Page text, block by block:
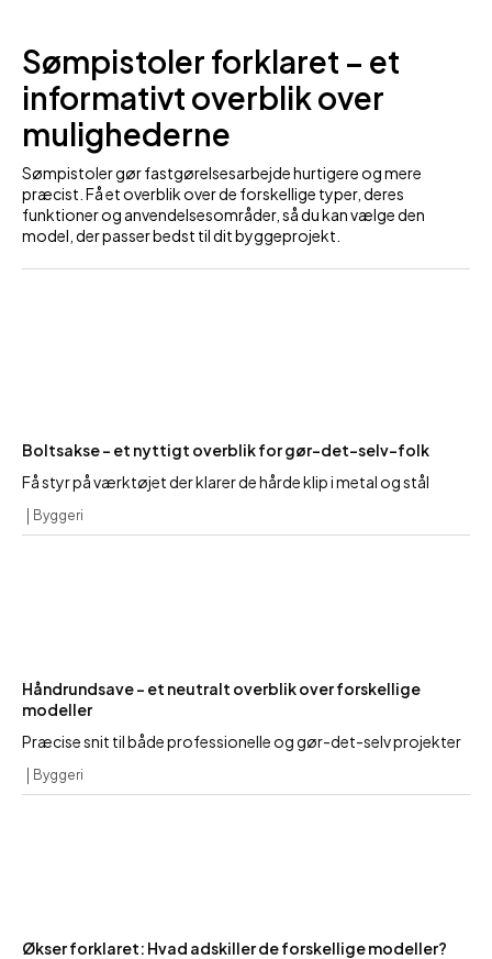
Sømpistoler forklaret – et
informativt overblik over
mulighederne
Sømpistoler gør fastgørelsesarbejde hurtigere og mere
præcist. Få et overblik over de forskellige typer, deres
funktioner og anvendelsesområder, så du kan vælge den
model, der passer bedst til dit byggeprojekt.
Boltsakse – et nyttigt overblik for gør-det-selv-folk
Få styr på værktøjet der klarer de hårde klip i metal og stål
Byggeri
Håndrundsave – et neutralt overblik over forskellige
modeller
Præcise snit til både professionelle og gør-det-selv projekter
Byggeri
Økser forklaret: Hvad adskiller de forskellige modeller?